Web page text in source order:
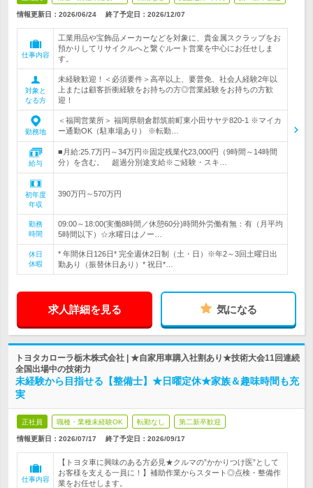
情報更新日：2026/06/24 終了予定日： 2026/12/07
仕事内容
工業用品や宝飾品メーカーなどを対象に、貴金属スクラップをお
預かりしてリサイクルへと繋ぐルート営業を中心にお任せしま
す。
対象と
なる方
未経験歓迎！＜必須要件＞高卒以上、要普免、社会人経験2年以
上または顧客折衝経験をお持ちの方◎営業経験をお持ちの方歓
迎！
勤務地
＜福岡営業所＞ 福岡県朝倉郡筑前町東小田サヤテ820-1 ※マイカ
ー通勤OK（駐車場あり） ※転勤…
給与
■月給:25.7万円～34万円※固定残業代23,000円（9時間～14時間
分）を含む。 超過分別途支給※ご経験・スキ…
初年度
年収
390万円～570万円
勤務
時間
09:00～18:00(実働8時間／休憩60分)時間外労働有無：有（月平均
5時間以下）☆水曜日はノー…
休日
休暇
* 年間休日126日* 完全週休2日制（土・日）※年2～3回土曜日出
勤あり（振替休日あり）* 祝日*…
求人詳細を見る 気になる
トヨタカローラ栃木株式会社 | ★自家用車購入社割あり★技術大会11回連続
全国出場中の技術力
未経験から目指せる【整備士】★日曜定休★家族＆趣味時間も充
実
正社員 職種・業種未経験OK 転勤なし 第二新卒歓迎
情報更新日：2026/07/17 終了予定日： 2026/09/17
仕事内容
【トヨタ車に興味のある方必見★クルマの”かかりつけ医”として
お客様を支える一員に！】補助作業からスタート◎点検・整備作
業をお任せします。